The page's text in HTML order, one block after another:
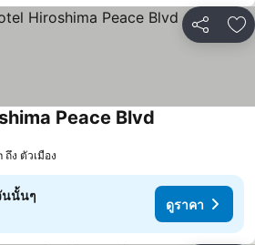
แชร์ เ
Peace Blvd
ถึง ตัวเมือง
นนั้นๆ
ดูราคา